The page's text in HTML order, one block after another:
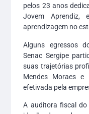
pelos 23 anos
Jovem Aprendiz,
aprendizagem no
Alguns egressos
Senac Sergipe
suas trajetórias
Mendes Moraes e
efetivada pela
A auditora fiscal do